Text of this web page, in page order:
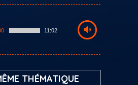
11:02
THÉMATIQUE